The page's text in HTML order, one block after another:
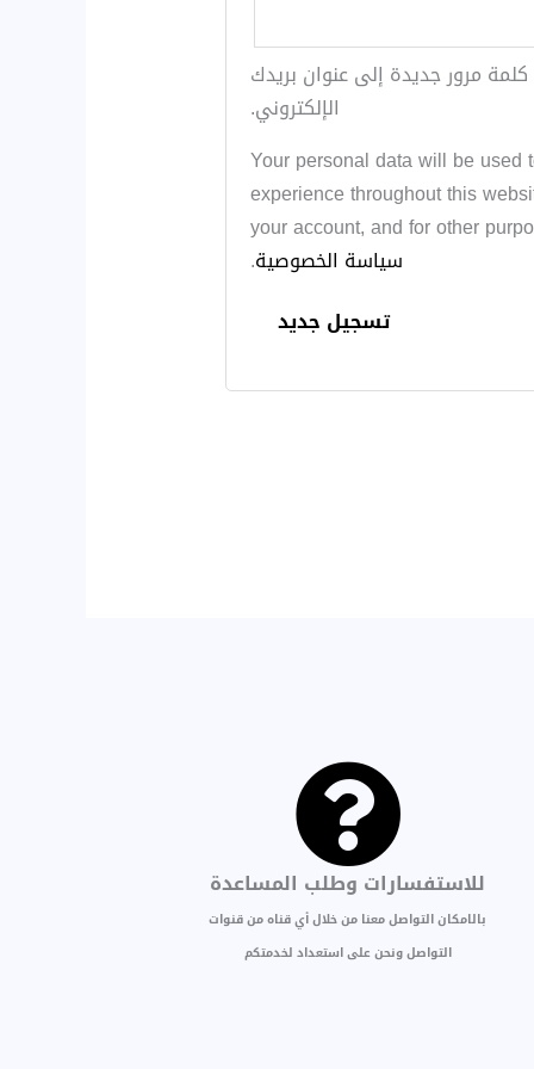
مرور جديدة إلى عنوان بريدك
الإلكتروني.
Your personal data will be used
experience throughout this
your account, and for other
سياسة الخصوصية.
تسجيل جديد
للاستفسارات وطلب المساعدة
بالامكان التواصل معنا من خلال أي قناه من قنوات
التواصل ونحن على استعداد لخدمتكم